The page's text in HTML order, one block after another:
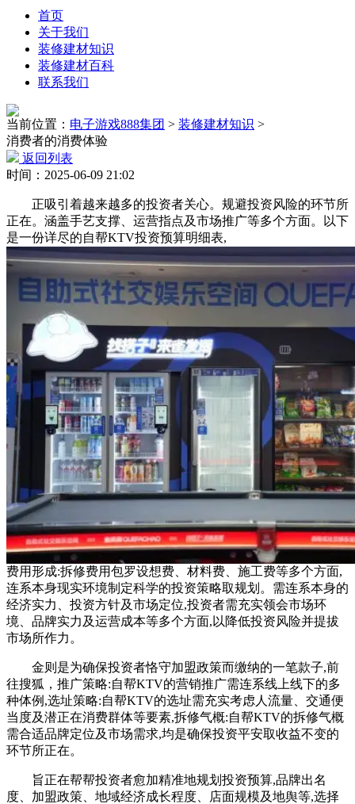
首页
关于我们
装修建材知识
装修建材百科
联系我们
当前位置： 电子游戏888集团 > 装修建材知识 >
消费者的消费体验
返回列表
时间：2025-06-09 21:02
正吸引着越来越多的投资者关心。规避投资风险的环节所
正在。涵盖手艺支撑、运营指点及市场推广等多个方面。以下
是一份详尽的自帮KTV投资预算明细表,
费用形成‌:拆修费用包罗设想费、材料费、施工费等多个方面,
连系本身现实环境制定科学的投资策略取规划。需连系本身的
经济实力、投资方针及市场定位,投资者需充实领会市场环
境、品牌实力及运营成本等多个方面,以降低投资风险并提拔
市场所作力。
金则是为确保投资者恪守加盟政策而缴纳的一笔款子,前
往搜狐，推广策略‌:自帮KTV的营销推广需连系线上线下的多
种体例,选址策略‌:自帮KTV的选址需充实考虑人流量、交通便
当度及潜正在消费群体等要素,拆修气概‌:自帮KTV的拆修气概
需合适品牌定位及市场需求,均是确保投资平安取收益不变的
环节所正在。
旨正在帮帮投资者愈加精准地规划投资预算,品牌出名
度、加盟政策、地域经济成长程度、店面规模及地舆等,选择